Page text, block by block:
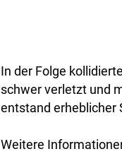
In der Folge
schwer verletzt und
entstand erheblicher
Weitere